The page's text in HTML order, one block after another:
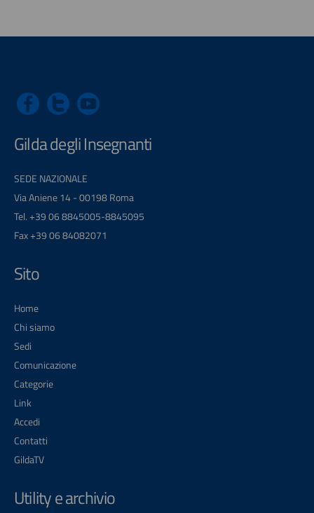
Gilda degli Insegnanti
SEDE NAZIONALE
Via Aniene 14 - 00198 Roma
Tel. +39 06 8845005-8845095
Fax +39 06 84082071
Sito
Home
Chi siamo
Sedi
Comunicazione
Categorie
Link
Accedi
Contatti
GildaTV
Utility e archivio